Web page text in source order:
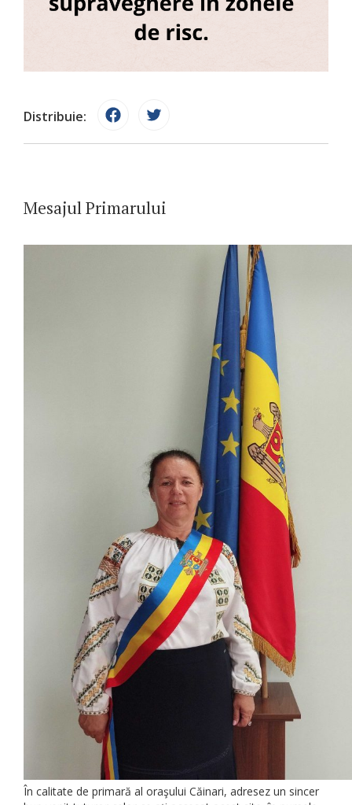
Distribuie:
Mesajul Primarului
În calitate de primară al oraşului Căinari, adresez un sincer